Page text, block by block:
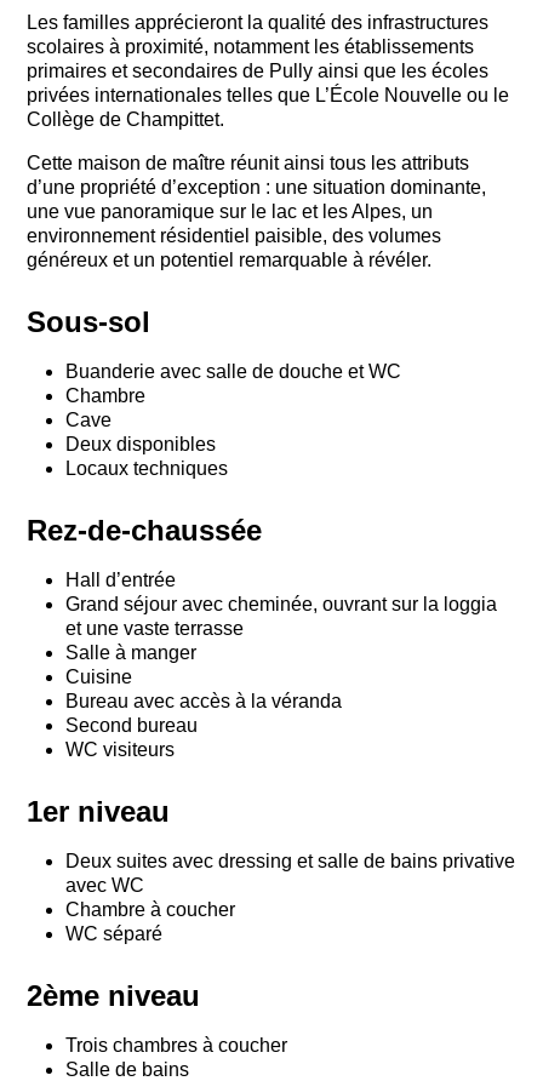
Les familles apprécieront la qualité des infrastructures
scolaires à proximité, notamment les établissements
primaires et secondaires de Pully ainsi que les écoles
privées internationales telles que L’École Nouvelle ou le
Collège de Champittet.
Cette maison de maître réunit ainsi tous les attributs
d’une propriété d’exception : une situation dominante,
une vue panoramique sur le lac et les Alpes, un
environnement résidentiel paisible, des volumes
généreux et un potentiel remarquable à révéler.
Sous-sol
Buanderie avec salle de douche et WC
Chambre
Cave
Deux disponibles
Locaux techniques
Rez-de-chaussée
Hall d’entrée
Grand séjour avec cheminée, ouvrant sur la loggia
et une vaste terrasse
Salle à manger
Cuisine
Bureau avec accès à la véranda
Second bureau
WC visiteurs
1er niveau
Deux suites avec dressing et salle de bains privative
avec WC
Chambre à coucher
WC séparé
2ème niveau
Trois chambres à coucher
Salle de bains